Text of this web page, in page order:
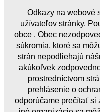
Odkazy na webové
užívateľov stránky.
obce . Obec
súkromia, ktoré sa
strán nepodliehajú
akúkoľvek
prostredníctvom
prehlásenie o
odporúčame prečítať si